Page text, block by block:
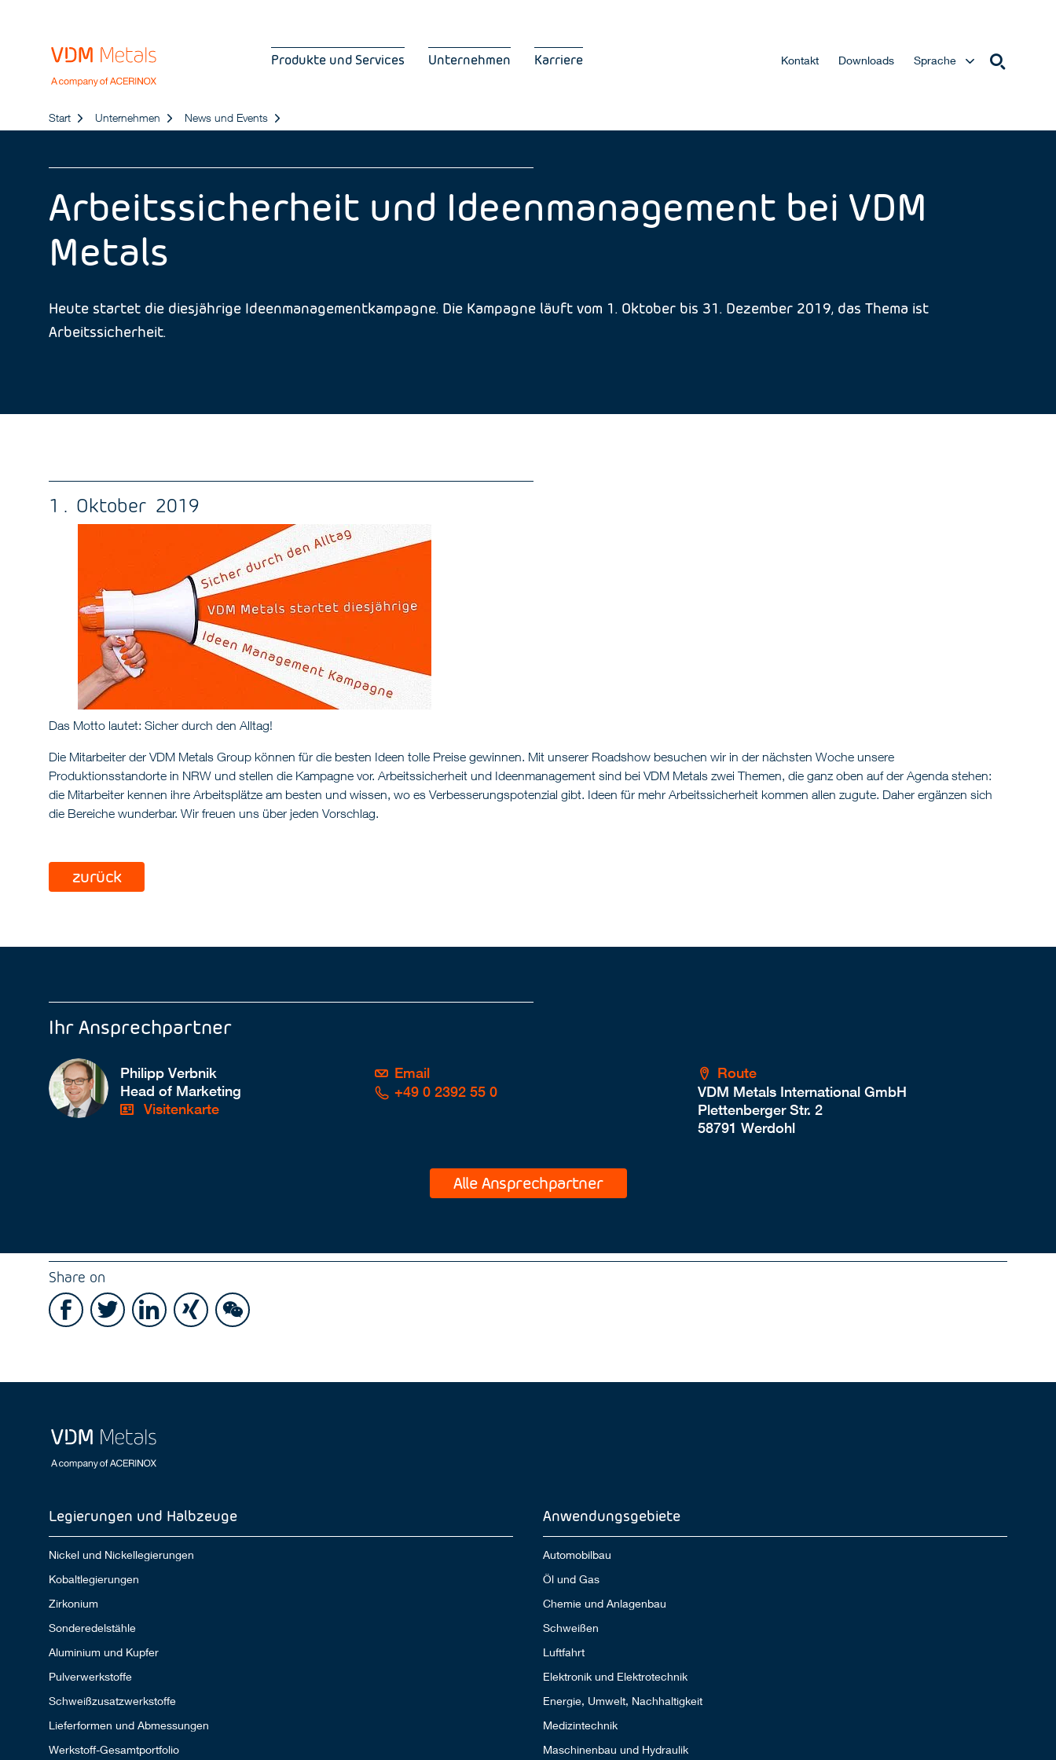
Produkte und Services Unternehmen Karriere Kontakt Downloads Sprache
Start Unternehmen News und Events
Arbeitssicherheit und Ideenmanagement bei VDM
Metals
Heute startet die diesjährige Ideenmanagementkampagne. Die Kampagne läuft vom 1. Oktober bis 31. Dezember 2019, das Thema ist
Arbeitssicherheit.
1 . Oktober 2019
Das Motto lautet: Sicher durch den Alltag!
Die Mitarbeiter der VDM Metals Group können für die besten Ideen tolle Preise gewinnen. Mit unserer Roadshow besuchen wir in der nächsten Woche unsere
Produktionsstandorte in NRW und stellen die Kampagne vor. Arbeitssicherheit und Ideenmanagement sind bei VDM Metals zwei Themen, die ganz oben auf der Agenda stehen:
die Mitarbeiter kennen ihre Arbeitsplätze am besten und wissen, wo es Verbesserungspotenzial gibt. Ideen für mehr Arbeitssicherheit kommen allen zugute. Daher ergänzen sich
die Bereiche wunderbar. Wir freuen uns über jeden Vorschlag.
zurück
Ihr Ansprechpartner
Philipp Verbnik
Head of Marketing
Visitenkarte
Route
VDM Metals International GmbH
Plettenberger Str. 2
58791 Werdohl
Email
+49 0 2392 55 0
Alle Ansprechpartner
Share on
Legierungen und Halbzeuge
Nickel und Nickellegierungen
Kobaltlegierungen
Zirkonium
Sonderedelstähle
Aluminium und Kupfer
Pulverwerkstoffe
Schweißzusatzwerkstoffe
Lieferformen und Abmessungen
Werkstoff-Gesamtportfolio
Anwendungsgebiete
Automobilbau
Öl und Gas
Chemie und Anlagenbau
Schweißen
Luftfahrt
Elektronik und Elektrotechnik
Energie, Umwelt, Nachhaltigkeit
Medizintechnik
Maschinenbau und Hydraulik